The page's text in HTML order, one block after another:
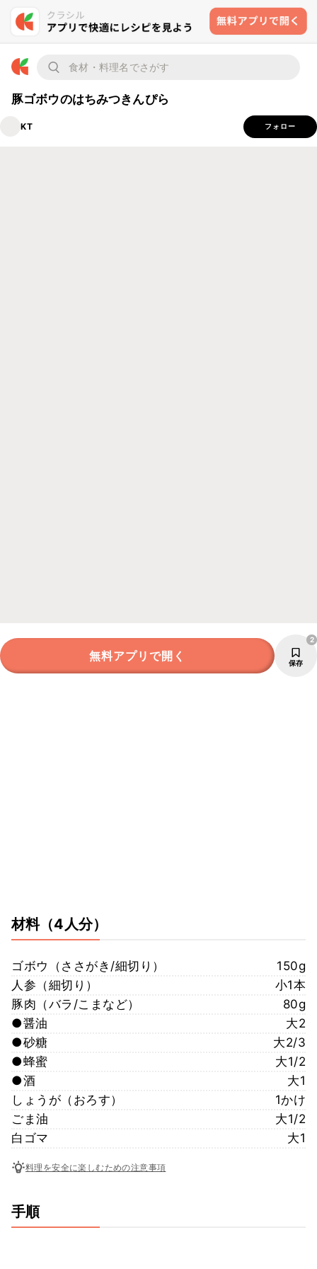
豚ゴボウのはちみつきんぴら
KT フォロー
無料アプリで開く 保存
2
材料（4人分）
ゴボウ（ささがき/細切り）
150g
人参（細切り）
小1本
豚肉（バラ/こまなど）
80g
●醤油
大2
●砂糖
大2/3
●蜂蜜
大1/2
●酒
大1
しょうが（おろす）
1かけ
ごま油
大1/2
白ゴマ
大1
料理を安全に楽しむための注意事項
手順